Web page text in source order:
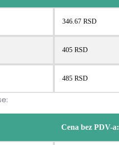
346.67 RSD
405 RSD
485 RSD
Cena bez PDV-a: